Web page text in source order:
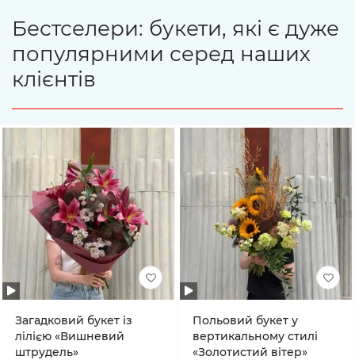
Бестселери: букети, які є дуже
популярними серед наших
клієнтів
Загадковий букет із
лілією «Вишневий
штрудель»
Польовий букет у
вертикальному стилі
«Золотистий вітер»